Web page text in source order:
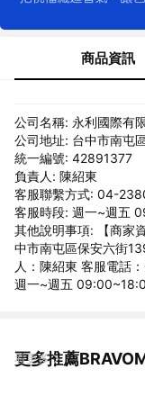
商品資訊
公司名稱: 永利國際有
公司地址: 台中市南屯
統一編號: 42891377
負責人: 陳紹東
客服聯繫方式: 04-
客服時段: 週一~週五
其他說明事項: 【商家
中市南屯區保安六街
人：陳紹東 客服電話
週一~週五
更多推薦
看更多